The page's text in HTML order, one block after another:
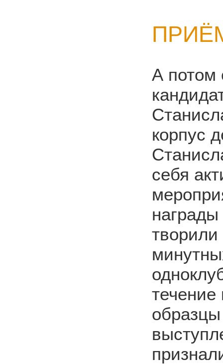
А потом
корпус
себя
течение